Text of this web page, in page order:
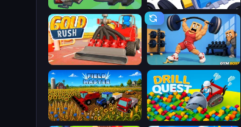
Junkyard Sim
Debris Collector
Gym Boss
Gold Rush
Drill Quest
Field Master